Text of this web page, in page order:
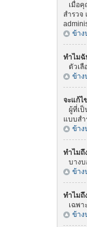
เมื่อคุ
สำรวจ
ข้าง
ทำไมฉั
ตัวเลื
ข้าง
จะแก้ไ
ผู้ที่เป็
แบบสำ
ข้าง
ทำไมถึ
บางบ
ข้าง
ทำไมถึ
เฉพา
ข้าง